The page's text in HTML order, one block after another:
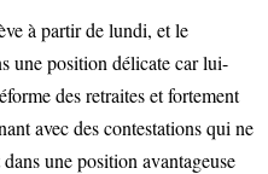
à partir de lundi, et le
une position délicate car lui-
des retraites et fortement
avec des contestations qui ne
une position avantageuse